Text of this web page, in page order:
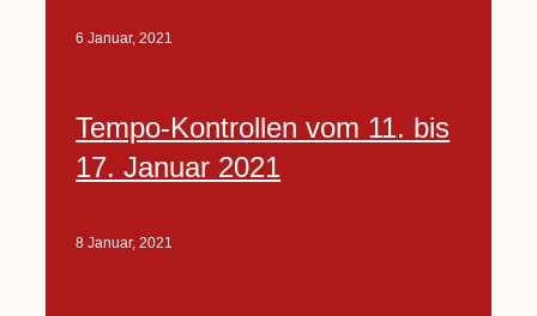
6 Januar, 2021
Tempo-Kontrollen vom 11. bis
17. Januar 2021
8 Januar, 2021